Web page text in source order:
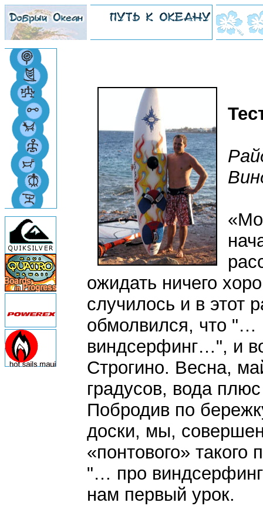
ожидать ничего
случилось и в этот
обмолвился, что "…
виндсерфинг…", и
Строгино. Весна,
градусов, вода
Побродив по
доски, мы,
«понтового»
"… про
нам первый урок.